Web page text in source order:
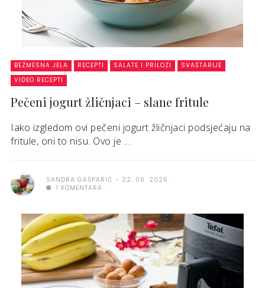
BEZMESNA JELA RECEPTI SALATE I PRILOZI
SVAŠTARIJE
VIDEO RECEPTI
Pečeni jogurt žličnjaci – slane fritule
Iako izgledom ovi pečeni jogurt žličnjaci podsjećaju na
fritule, oni to nisu. Ovo je ...
SANDRA GAŠPARIĆ
22. 06. 2026.
1 KOMENTARA